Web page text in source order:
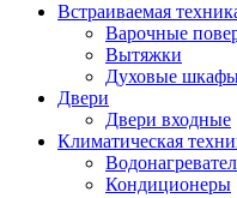
Встраиваемая
Варочные
Вытяжки
Духовые
Двери
Двери входные
Климатическая
Кондиционеры